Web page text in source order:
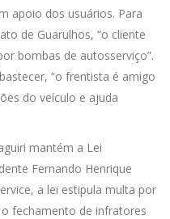
apoio dos usuários. Para
de Guarulhos, “o cliente
bombas de autosserviço”.
“o frentista é amigo
do veículo e ajuda
mantém a Lei
Fernando Henrique
a lei estipula multa por
fechamento de infratores